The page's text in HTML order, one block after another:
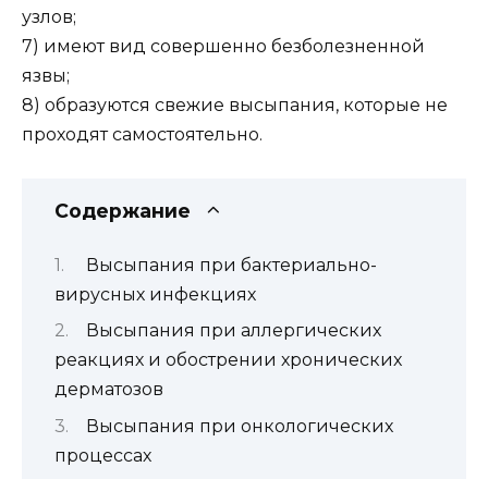
узлов;
7) имеют вид совершенно безболезненной
язвы;
8) образуются свежие высыпания, которые не
проходят самостоятельно.
Содержание
Высыпания при бактериально-
вирусных инфекциях
Высыпания при аллергических
реакциях и обострении хронических
дерматозов
Высыпания при онкологических
процессах